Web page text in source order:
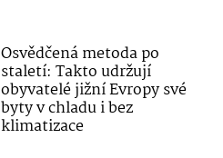
Osvědčená metoda po
staletí: Takto udržují
obyvatelé jižní Evropy své
byty v chladu i bez
klimatizace